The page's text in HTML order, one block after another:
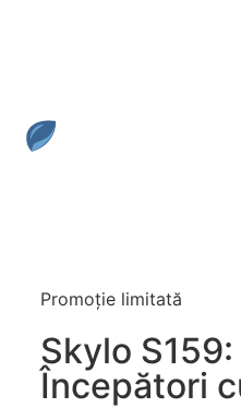
Promoție limitată
Skylo
Începători